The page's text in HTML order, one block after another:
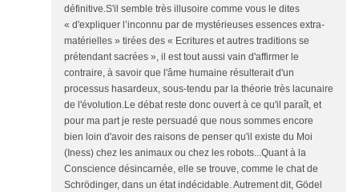
définitive.S'il semble très illusoire comme vous le dites
« d'expliquer l’inconnu par de mystérieuses essences extra-
matérielles » tirées des « Ecritures et autres traditions se
prétendant sacrées », il est tout aussi vain d'affirmer le
contraire, à savoir que l'âme humaine résulterait d'un
processus hasardeux, sous-tendu par la théorie très lacunaire
de l'évolution.Le débat reste donc ouvert à ce qu'il paraît, et
pour ma part je reste persuadé que nous sommes encore
bien loin d'avoir des raisons de penser qu'il existe du Moi
(Iness) chez les animaux ou chez les robots...Quant à la
Conscience désincarnée, elle se trouve, comme le chat de
Schrödinger, dans un état indécidable. Autrement dit, Gödel